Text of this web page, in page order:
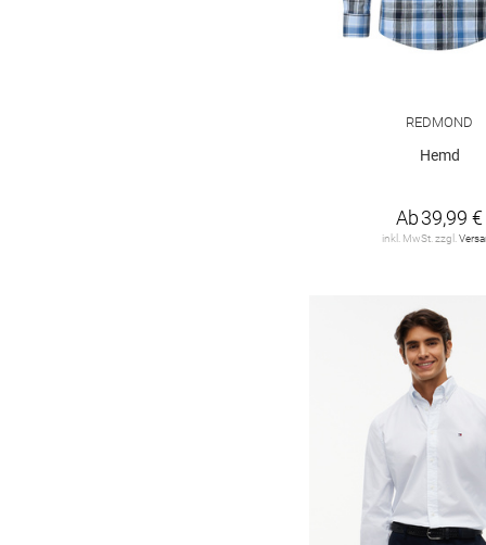
REDMOND
Hemd
Ab39,99 €
inkl. MwSt. zzgl.